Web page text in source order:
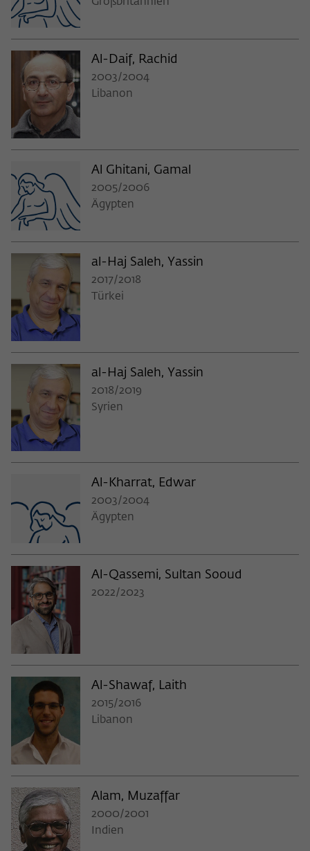
Al-Daif, Rachid
2003/2004
Libanon
Al Ghitani, Gamal
2005/2006
Ägypten
al-Haj Saleh, Yassin
2017/2018
Türkei
al-Haj Saleh, Yassin
2018/2019
Syrien
Al-Kharrat, Edwar
2003/2004
Ägypten
Al-Qassemi, Sultan Sooud
2022/2023
Al-Shawaf, Laith
2015/2016
Libanon
Alam, Muzaffar
2000/2001
Indien